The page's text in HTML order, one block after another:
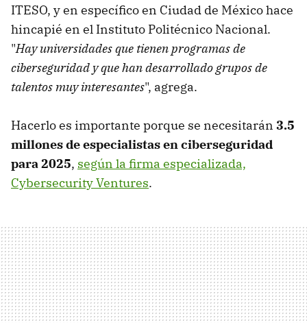
ITESO, y en específico en Ciudad de México hace
hincapié en el Instituto Politécnico Nacional.
"Hay universidades que tienen programas de
ciberseguridad y que han desarrollado grupos de
talentos muy interesantes", agrega.
Hacerlo es importante porque se necesitarán 3.5
millones de especialistas en ciberseguridad
para 2025, según la firma especializada,
Cybersecurity Ventures.